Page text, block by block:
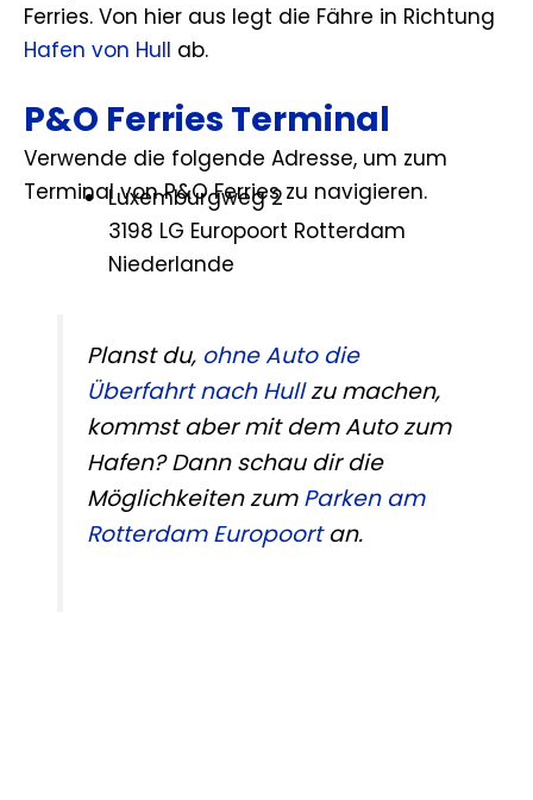
Ferries. Von hier aus legt die Fähre in Richtung
Hafen von Hull ab.
P&O Ferries Terminal
Verwende die folgende Adresse, um zum
Terminal von P&O Ferries zu navigieren.
Luxemburgweg 2
3198 LG Europoort Rotterdam
Niederlande
Planst du, ohne Auto die
Überfahrt nach Hullzu machen,
kommst aber mit dem Auto zum
Hafen? Dann schau dir die
Möglichkeiten zumParken am
Rotterdam Europoortan.